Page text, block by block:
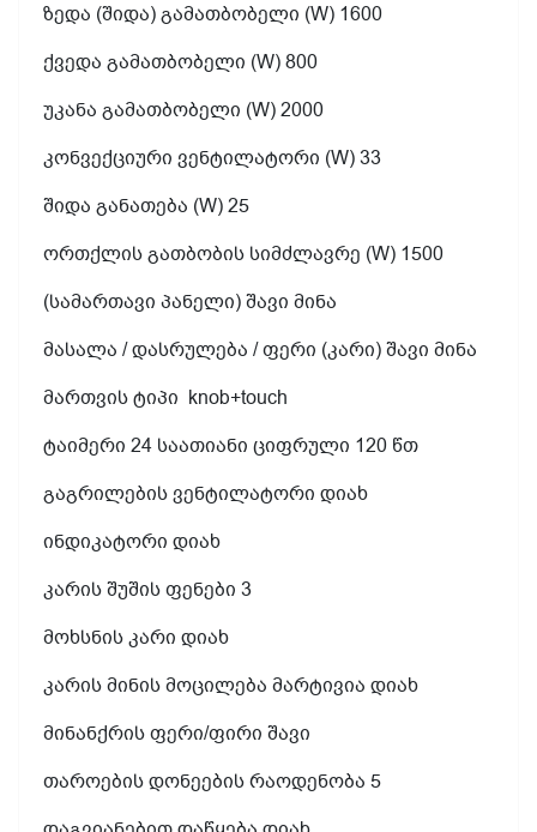
ზედა (შიდა) გამათბობელი (W) 1600
ქვედა გამათბობელი (W) 800
უკანა გამათბობელი (W) 2000
კონვექციური ვენტილატორი (W) 33
შიდა განათება (W) 25
ორთქლის გათბობის სიმძლავრე (W) 1500
(სამართავი პანელი) შავი მინა
მასალა / დასრულება / ფერი (კარი) შავი მინა
მართვის ტიპი knob+touch
ტაიმერი 24 საათიანი ციფრული 120 წთ
გაგრილების ვენტილატორი დიახ
ინდიკატორი დიახ
კარის შუშის ფენები 3
მოხსნის კარი დიახ
კარის მინის მოცილება მარტივია დიახ
მინანქრის ფერი/ფირი შავი
თაროების დონეების რაოდენობა 5